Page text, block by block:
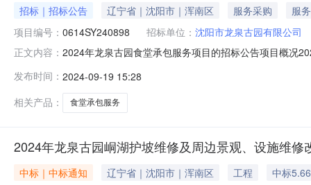
招标｜招标公告 辽宁省｜沈阳市｜浑南区 服务采购
服务
项目编号： 0614SY240898 招标单位： 沈阳市龙泉古园有限公司
正文内容： 2024年龙泉古园食堂承包服务项目的招标公告项目概况
656476元采购需求：2024年龙泉古园食堂承包服务项目
合同，本
发布时间： 2024-09-19 15:28
相关产品：
食堂承包服务
2024年龙泉古园峒湖护坡维修及周边景观、设施维
中标｜中标通知 辽宁省｜沈阳市｜浑南区 工程
中标